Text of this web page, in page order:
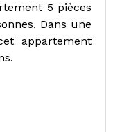
5 pièces
Dans une
appartement